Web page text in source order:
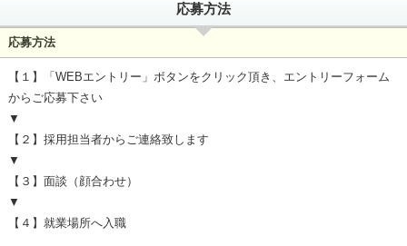
応募方法
応募方法
【１】「WEBエントリー」ボタンをクリック頂き、エントリーフォーム
からご応募下さい
▼
【２】採用担当者からご連絡致します
▼
【３】面談（顔合わせ）
▼
【４】就業場所へ入職